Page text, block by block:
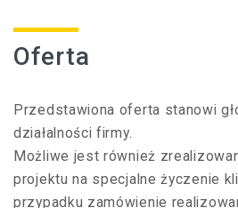
Oferta
Przedstawiona oferta stanowi
działalności firmy.
Możliwe jest również
projektu na specjalne życzenie
przypadku zamówienie